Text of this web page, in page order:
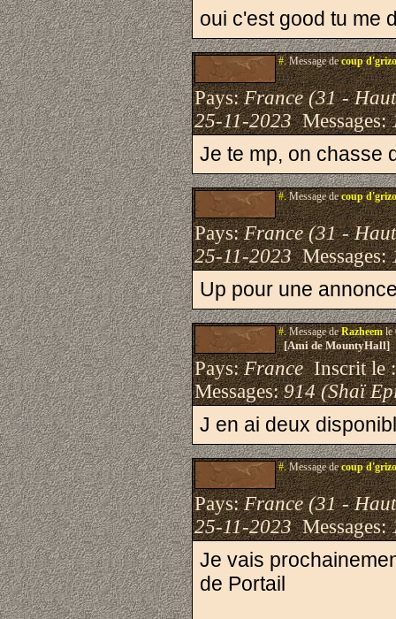
oui c'est good tu me
#.Message decoup
Pays:France (31 -
25-11-2023Messages:
Je te mp, on chasse
#.Message decoup
Pays:France (31 -
25-11-2023Messages:
Up pour une
#.Message deRazheemle
[Ami de MountyHall]
Pays:FranceInscrit le
Messages:914 (Shaï
J en ai deux
#.Message decoup
Pays:France (31 -
25-11-2023Messages:
Je vais
de Portail